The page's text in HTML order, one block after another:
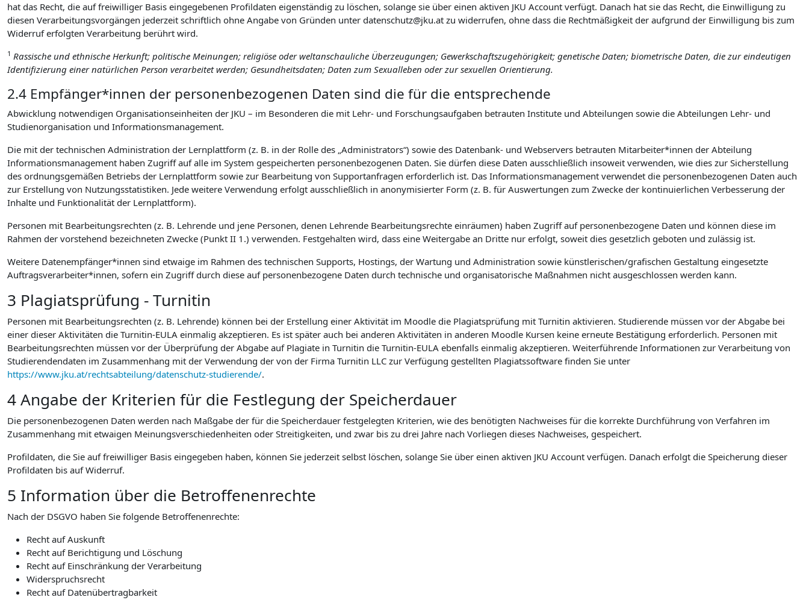
hat das Recht, die auf freiwilliger Basis eingegebenen Profildaten eigenständig zu löschen, solange sie über einen aktiven JKU Account verfügt. Danach hat sie das Recht, die Einwilligung zu
diesen Verarbeitungsvorgängen jederzeit schriftlich ohne Angabe von Gründen unter datenschutz@jku.at zu widerrufen, ohne dass die Rechtmäßigkeit der aufgrund der Einwilligung bis zum
Widerruf erfolgten Verarbeitung berührt wird.
1 Rassische und ethnische Herkunft; politische Meinungen; religiöse oder weltanschauliche Überzeugungen; Gewerkschaftszugehörigkeit; genetische Daten; biometrische Daten, die zur eindeutigen
Identifizierung einer natürlichen Person verarbeitet werden; Gesundheitsdaten; Daten zum Sexualleben oder zur sexuellen Orientierung.
2.4 Empfänger*innen der personenbezogenen Daten sind die für die entsprechende
Abwicklung notwendigen Organisationseinheiten der JKU – im Besonderen die mit Lehr- und Forschungsaufgaben betrauten Institute und Abteilungen sowie die Abteilungen Lehr- und
Studienorganisation und Informationsmanagement.
Die mit der technischen Administration der Lernplattform (z. B. in der Rolle des „Administrators“) sowie des Datenbank- und Webservers betrauten Mitarbeiter*innen der Abteilung
Informationsmanagement haben Zugriff auf alle im System gespeicherten personenbezogenen Daten. Sie dürfen diese Daten ausschließlich insoweit verwenden, wie dies zur Sicherstellung
des ordnungsgemäßen Betriebs der Lernplattform sowie zur Bearbeitung von Supportanfragen erforderlich ist. Das Informationsmanagement verwendet die personenbezogenen Daten auch
zur Erstellung von Nutzungsstatistiken. Jede weitere Verwendung erfolgt ausschließlich in anonymisierter Form (z. B. für Auswertungen zum Zwecke der kontinuierlichen Verbesserung der
Inhalte und Funktionalität der Lernplattform).
Personen mit Bearbeitungsrechten (z. B. Lehrende und jene Personen, denen Lehrende Bearbeitungsrechte einräumen) haben Zugriff auf personenbezogene Daten und können diese im
Rahmen der vorstehend bezeichneten Zwecke (Punkt II 1.) verwenden. Festgehalten wird, dass eine Weitergabe an Dritte nur erfolgt, soweit dies gesetzlich geboten und zulässig ist.
Weitere Datenempfänger*innen sind etwaige im Rahmen des technischen Supports, Hostings, der Wartung und Administration sowie künstlerischen/grafischen Gestaltung eingesetzte
Auftragsverarbeiter*innen, sofern ein Zugriff durch diese auf personenbezogene Daten durch technische und organisatorische Maßnahmen nicht ausgeschlossen werden kann.
3 Plagiatsprüfung - Turnitin
Personen mit Bearbeitungsrechten (z. B. Lehrende) können bei der Erstellung einer Aktivität im Moodle die Plagiatsprüfung mit Turnitin aktivieren. Studierende müssen vor der Abgabe bei
einer dieser Aktivitäten die Turnitin-EULA einmalig akzeptieren. Es ist später auch bei anderen Aktivitäten in anderen Moodle Kursen keine erneute Bestätigung erforderlich. Personen mit
Bearbeitungsrechten müssen vor der Überprüfung der Abgabe auf Plagiate in Turnitin die Turnitin-EULA ebenfalls einmalig akzeptieren. Weiterführende Informationen zur Verarbeitung von
Studierendendaten im Zusammenhang mit der Verwendung der von der Firma Turnitin LLC zur Verfügung gestellten Plagiatssoftware finden Sie unter
https://www.jku.at/rechtsabteilung/datenschutz-studierende/.
4 Angabe der Kriterien für die Festlegung der Speicherdauer
Die personenbezogenen Daten werden nach Maßgabe der für die Speicherdauer festgelegten Kriterien, wie des benötigten Nachweises für die korrekte Durchführung von Verfahren im
Zusammenhang mit etwaigen Meinungsverschiedenheiten oder Streitigkeiten, und zwar bis zu drei Jahre nach Vorliegen dieses Nachweises, gespeichert.
Profildaten, die Sie auf freiwilliger Basis eingegeben haben, können Sie jederzeit selbst löschen, solange Sie über einen aktiven JKU Account verfügen. Danach erfolgt die Speicherung dieser
Profildaten bis auf Widerruf.
5 Information über die Betroffenenrechte
Nach der DSGVO haben Sie folgende Betroffenenrechte:
Recht auf Auskunft
Recht auf Berichtigung und Löschung
Recht auf Einschränkung der Verarbeitung
Widerspruchsrecht
Recht auf Datenübertragbarkeit